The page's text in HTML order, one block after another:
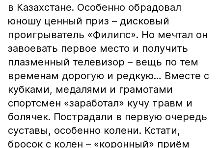
в Казахстане. Особенно обрадовал
юношу ценный приз – дисковый
проигрыватель «Филипс». Но мечтал он
завоевать первое место и получить
плазменный телевизор – вещь по тем
временам дорогую и редкую… Вместе с
кубками, медалями и грамотами
спортсмен «заработал» кучу травм и
болячек. Пострадали в первую очередь
суставы, особенно колени. Кстати,
бросок с колен – «коронный» приём